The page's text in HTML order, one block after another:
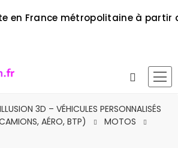
en France métropolitaine à partir
3D – VÉHICULES PERSONNALISÉS
AÉRO, BTP)
MOTOS